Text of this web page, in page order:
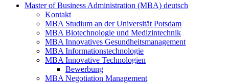
Master of Business Administration (MBA) deutsch
Kontakt
MBA Studium an der Universität Potsdam
MBA Biotechnologie und Medizintechnik
MBA Innovatives Gesundheitsmanagement
MBA Informationstechnologie
MBA Innovative Technologien
Bewerbung
MBA Negotiation Management